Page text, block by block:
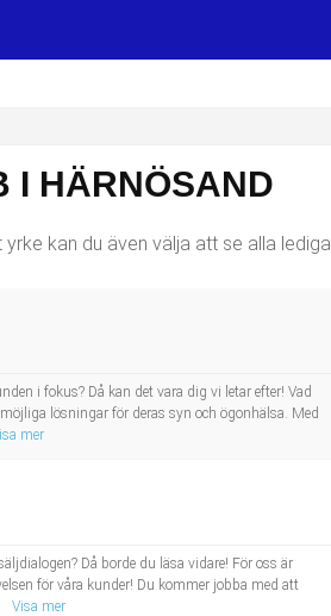
I HÄRNÖSAND
kan du även välja att se alla lediga
i fokus? Då kan det vara dig vi letar efter! Vad
lösningar för deras syn och ögonhälsa. Med
mer
Då borde du läsa vidare! För oss är
för våra kunder! Du kommer jobba med att
Visa mer